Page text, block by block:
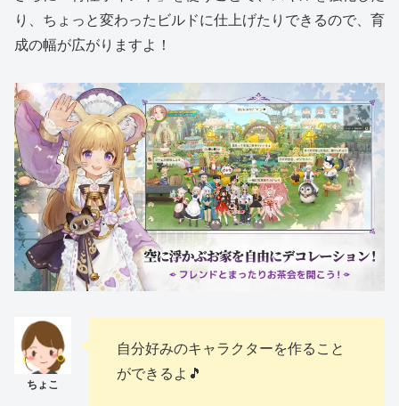
り、ちょっと変わったビルドに仕上げたりできるので、育
成の幅が広がりますよ！
自分好みのキャラクターを作ること
ができるよ🎵